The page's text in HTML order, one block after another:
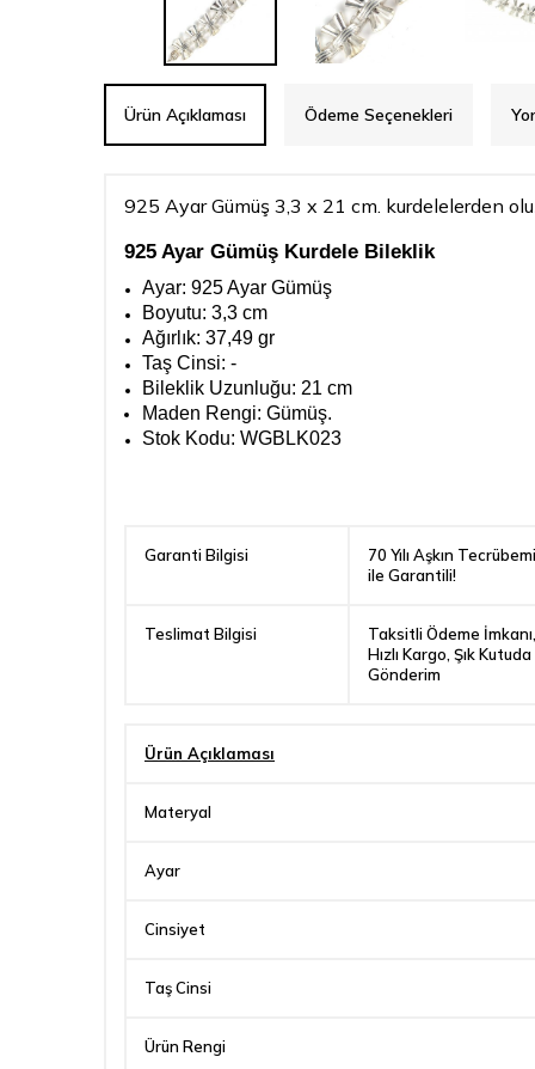
Ürün Açıklaması Ödeme Seçenekleri
925 Ayar Gümüş 3,3 x 21 cm. kurdelelerden
925 Ayar Gümüş Kurdele Bileklik
Ayar: 925 Ayar Gümüş
Boyutu: 3,3 cm
Ağırlık: 37,49 gr
Taş Cinsi: -
Bileklik Uzunluğu: 21 cm
Maden Rengi: Gümüş.
Stok Kodu: WGBLK023
Garanti Bilgisi
70 Yılı Aşkın
ile Garantili!
Teslimat Bilgisi
Taksitli Ödeme
Hızlı Kargo, Şık Kutuda
Gönderim
Ürün Açıklaması
Materyal
Ayar
Cinsiyet
Taş Cinsi
Ürün Rengi